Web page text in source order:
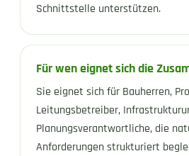
Schnittstelle unterstützen.
Für wen eignet sich die
Sie eignet sich für Bauherren,
Leitungsbetreiber,
Planungsverantwortliche, die
Anforderungen strukturiert